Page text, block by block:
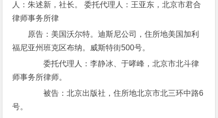
人：朱述新，社长。 委托代理人：王亚东，北京市君合
律师事务所律
原告：美国沃尔特。迪斯尼公司，住所地美国加利
福尼亚州班克区布纳。威斯特街500号。
委托代理人：李静冰、于哮峰，北京市北斗律
师事务所律师。
被告：北京出版社，住所地北京市北三环中路6
号。